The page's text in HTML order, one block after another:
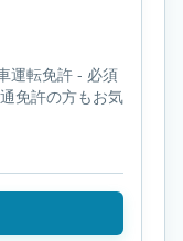
運転免許 - 必須
免許の方もお気